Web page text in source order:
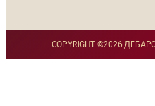
COPYRIGHT ©2026